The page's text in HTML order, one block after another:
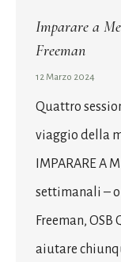
Imparare a
Freeman
12 Marzo 2024
Quattro
viaggio della
IMPARARE A
settimanali –
Freeman,
aiutare